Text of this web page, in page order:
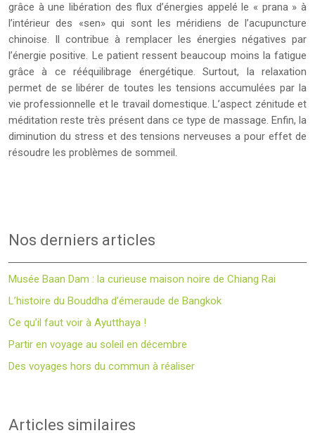
grâce à une libération des flux d’énergies appelé le « prana » à
l’intérieur des «sen» qui sont les méridiens de l’acupuncture
chinoise. Il contribue à remplacer les énergies négatives par
l’énergie positive. Le patient ressent beaucoup moins la fatigue
grâce à ce rééquilibrage énergétique. Surtout, la relaxation
permet de se libérer de toutes les tensions accumulées par la
vie professionnelle et le travail domestique. L’aspect zénitude et
méditation reste très présent dans ce type de massage. Enfin, la
diminution du stress et des tensions nerveuses a pour effet de
résoudre les problèmes de sommeil.
Nos derniers articles
Musée Baan Dam : la curieuse maison noire de Chiang Rai
L’histoire du Bouddha d’émeraude de Bangkok
Ce qu’il faut voir à Ayutthaya !
Partir en voyage au soleil en décembre
Des voyages hors du commun à réaliser
Articles similaires